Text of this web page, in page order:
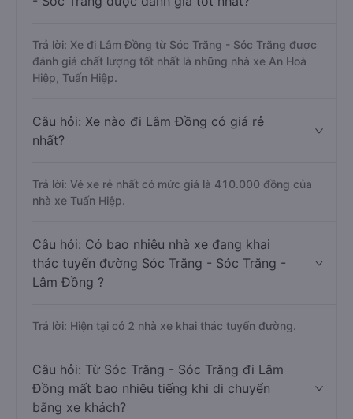
Trả lời: Xe đi Lâm Đồng từ Sóc Trăng - Sóc Trăng được
đánh giá chất lượng tốt nhất là những nhà xe An Hoà
Hiệp, Tuấn Hiệp.
Câu hỏi: Xe nào đi Lâm Đồng có giá rẻ
nhất?
Trả lời: Vé xe rẻ nhất có mức giá là 410.000 đồng của
nhà xe Tuấn Hiệp.
Câu hỏi: Có bao nhiêu nhà xe đang khai
thác tuyến đường Sóc Trăng - Sóc Trăng -
Lâm Đồng ?
Trả lời: Hiện tại có 2 nhà xe khai thác tuyến đường.
Câu hỏi: Từ Sóc Trăng - Sóc Trăng đi Lâm
Đồng mất bao nhiêu tiếng khi di chuyển
bằng xe khách?